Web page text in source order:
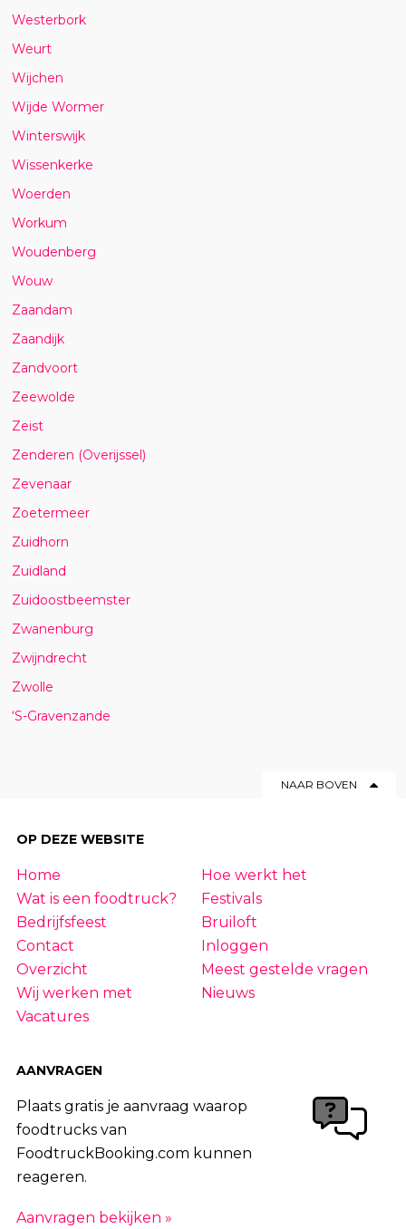
Westerbork
Weurt
Wijchen
Wijde Wormer
Winterswijk
Wissenkerke
Woerden
Workum
Woudenberg
Wouw
Zaandam
Zaandijk
Zandvoort
Zeewolde
Zeist
Zenderen (Overijssel)
Zevenaar
Zoetermeer
Zuidhorn
Zuidland
Zuidoostbeemster
Zwanenburg
Zwijndrecht
Zwolle
‘S-Gravenzande
NAAR BOVEN
OP DEZE WEBSITE
Home
Hoe werkt het
Wat is een foodtruck?
Festivals
Bedrijfsfeest
Bruiloft
Contact
Inloggen
Overzicht
Meest gestelde vragen
Wij werken met
Nieuws
Vacatures
AANVRAGEN
Plaats gratis je aanvraag waarop
foodtrucks van
FoodtruckBooking.com kunnen
reageren.
Aanvragen bekijken »